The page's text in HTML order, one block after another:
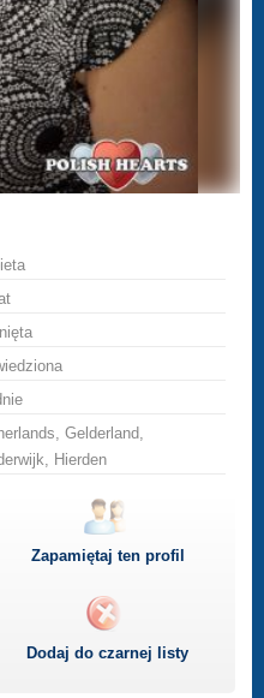
Gelderland,
Hierden
Zapamiętaj ten profil
Dodaj do czarnej listy